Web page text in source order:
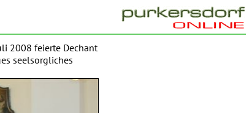
2008 feierte Dechant
seelsorgliches